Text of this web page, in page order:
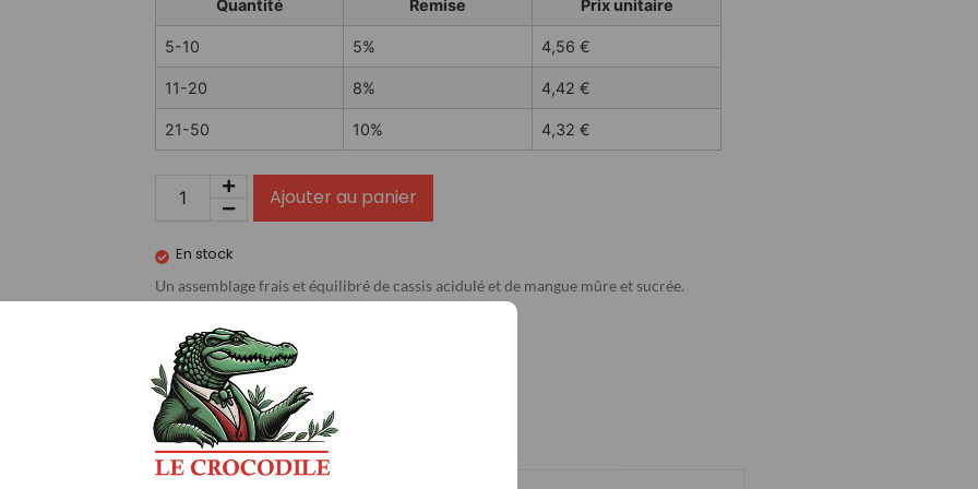
Quantité Remise Prix unitaire
5-10 5% 4,56 €
11-20 8% 4,42 €
21-50 10% 4,32 €
Ajouter au panier
En stock
Un assemblage frais et équilibré de cassis acidulé et de mangue mûre et sucrée.
50/50 PG/VG